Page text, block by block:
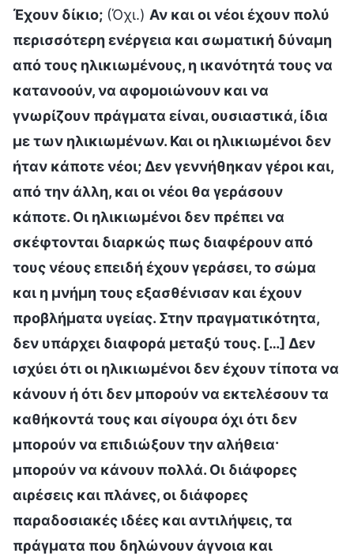
Έχουν δίκιο; (Όχι.) Αν και οι νέοι έχουν πολύ
περισσότερη ενέργεια και σωματική δύναμη
από τους ηλικιωμένους, η ικανότητά τους να
κατανοούν, να αφομοιώνουν και να
γνωρίζουν πράγματα είναι, ουσιαστικά, ίδια
με των ηλικιωμένων. Και οι ηλικιωμένοι δεν
ήταν κάποτε νέοι; Δεν γεννήθηκαν γέροι και,
από την άλλη, και οι νέοι θα γεράσουν
κάποτε. Οι ηλικιωμένοι δεν πρέπει να
σκέφτονται διαρκώς πως διαφέρουν από
τους νέους επειδή έχουν γεράσει, το σώμα
και η μνήμη τους εξασθένισαν και έχουν
προβλήματα υγείας. Στην πραγματικότητα,
δεν υπάρχει διαφορά μεταξύ τους. […] Δεν
ισχύει ότι οι ηλικιωμένοι δεν έχουν τίποτα να
κάνουν ή ότι δεν μπορούν να εκτελέσουν τα
καθήκοντά τους και σίγουρα όχι ότι δεν
μπορούν να επιδιώξουν την αλήθεια·
μπορούν να κάνουν πολλά. Οι διάφορες
αιρέσεις και πλάνες, οι διάφορες
παραδοσιακές ιδέες και αντιλήψεις, τα
πράγματα που δηλώνουν άγνοια και